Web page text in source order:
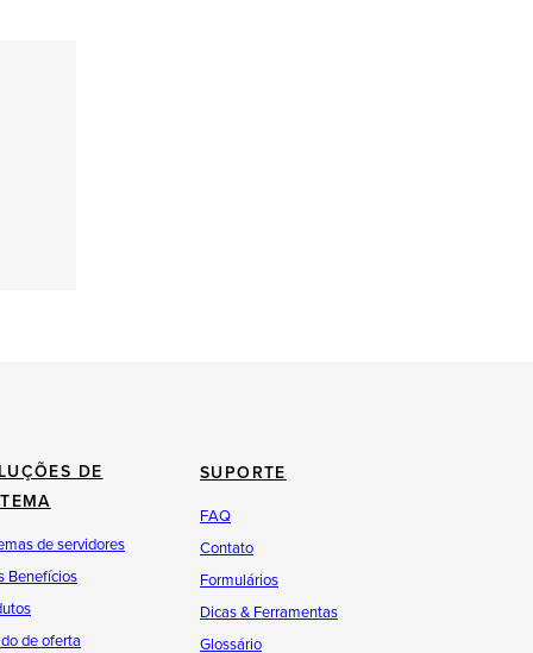
DE
de servidores
Benefícios
de oferta
SUPORTE
FAQ
Contato
Formulários
Dicas & Ferramentas
Glossário